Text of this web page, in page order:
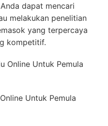
dapat mencari
melakukan penelitian
yang terpercaya
kompetitif.
Online Untuk Pemula